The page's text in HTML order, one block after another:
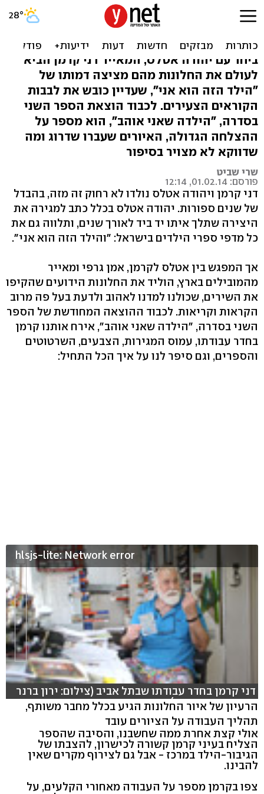
דני קרמן: "הקשר בין טוב
ומצליח הוא מקרי"
ביחד עם יהודה אטלס, המאייר דני קרמן הביא
לעולם את החלונות מהם מציצה דמותו של
"הילד הזה הוא אני", שעדיין כובש את לבבות
הקוראים הצעירים. לכבוד הוצאת הספר השני
בסדרה, "הילדה שאני אוהב", הוא מספר על
ההצלחה הגדולה, האיורים שעברו שדרוג ומה
שדווקא לא מצויר בסיפור
שרי שביט
פורסם: 01.02.14, 12:14
דני קרמן ויהודה אטלס נולדו לא רחוק זה מזה, בהבדל
של שנים ספורות. יהודה אטלס בכלל כתב למגירה את
היצירה שתלך איתו יד ביד לאורך שנים, ותלווה גם את
כל מדפי ספרי הילדים בישראל: "והילד הזה הוא אני".
אך המפגש בין אטלס לקרמן, אמן גרפי ומאייר
מהמובילים בארץ, הוליד את החלונות הידועים שהקיפו
את השירים, שכולנו למדנו לאהוב ולדעת בעל פה מרוב
הקראות וקריאות. לכבוד ההוצאה המחודשת של הספר
השני בסדרה, "הילדה שאני אוהב", אירח אותנו קרמן
בחדר עבודתו, עמוס המגירות, הצבעים, השרטוטים
והספרים, וגם סיפר לנו על איך הכל התחיל:
hlsjs-lite: Network error
דני קרמן בחדר עבודתו שבתל אביב (צילום: ירון ברנר
עריכה: אסף קוזין)
הרעיון של איור החלונות הגיע בכלל מחבר משותף,
תהליך העבודה על הציורים עובד
אולי קצת אחרת ממה שחשבנו, והסיבה שהספר
הצליח בעיני קרמן קשורה לכישרון, להצבתו של
הגיבור-הילד במרכז - אבל גם לצירוף מקרים שאין
להבינו.
צפו בקרמן מספר על העבודה מאחורי הקלעים, על